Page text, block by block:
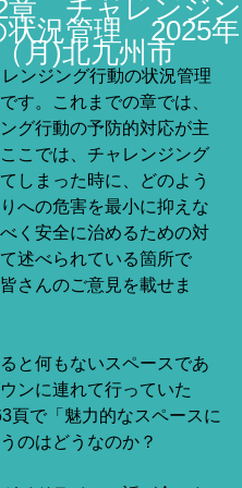
チャレンジン
状況管理 2025年
月)北九州市
ンジング行動の状況管理
す。これまでの章では、
グ行動の予防的対応が主
こでは、チャレンジング
しまった時に、どのよう
への危害を最小に抑えな
く安全に治めるための対
述べられている箇所で
さんのご意見を載せま
と何もないスペースであ
ンに連れて行っていた
頁で「魅力的なスペースに
のはどうなのか？